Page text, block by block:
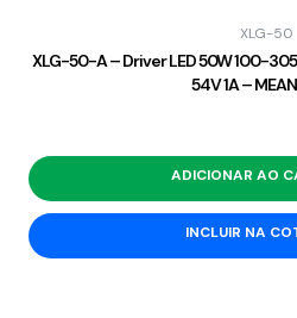
XLG-50
XLG-50-A – Driver LED 50W 100-
54V 1A –
ADICIONAR AO
INCLUIR NA